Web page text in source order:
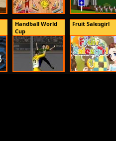
Handball World
Cup
Fruit Salesgirl